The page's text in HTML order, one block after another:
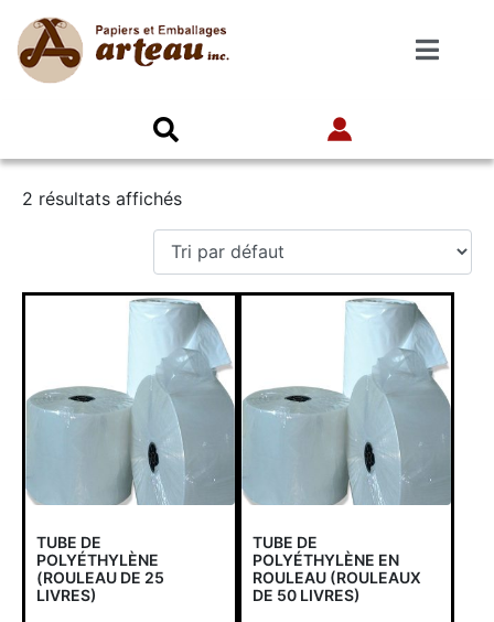
2 résultats affichés
TUBE DE
POLYÉTHYLÈNE
(ROULEAU DE 25
LIVRES)
TUBE DE
POLYÉTHYLÈNE EN
ROULEAU (ROULEAUX
DE 50 LIVRES)